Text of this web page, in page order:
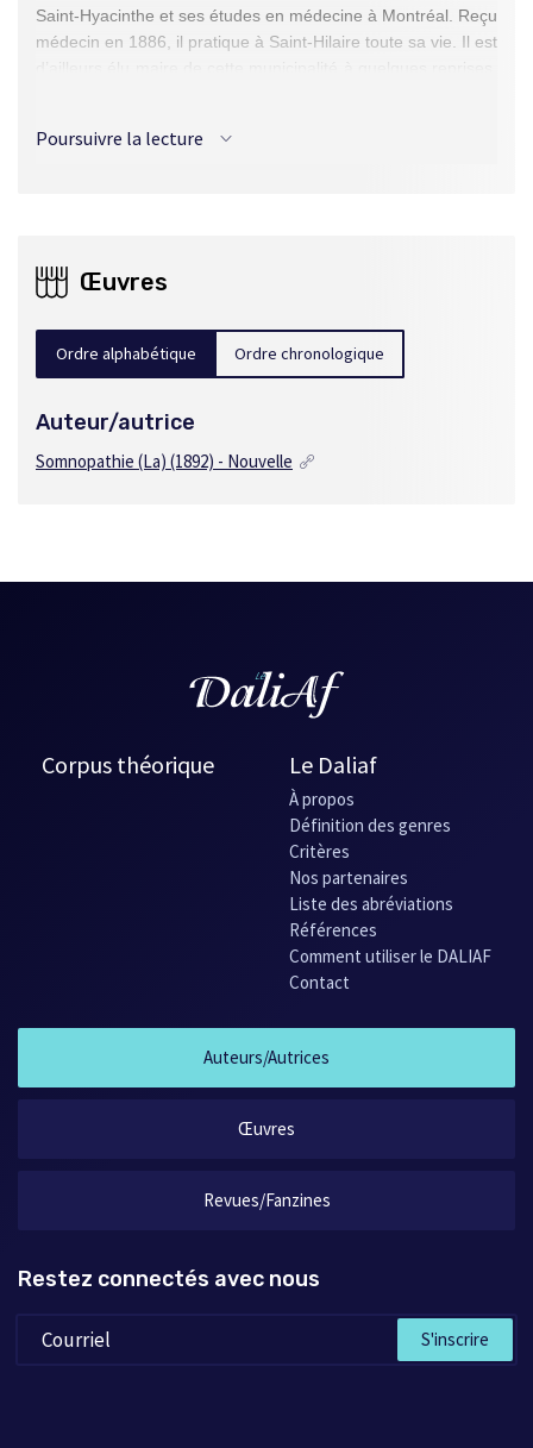
Saint-Hyacinthe et ses études en médecine à Montréal. Reçu
médecin en 1886, il pratique à Saint-Hilaire toute sa vie. Il est
1914, gouverneur du Collège des médecins, il publie
Poursuivre la lecture
Œuvres
Ordre alphabétique Ordre chronologique
Auteur/autrice
Somnopathie (La) (1892) - Nouvelle
Corpus théorique Le Daliaf
À propos
Définition des genres
Critères
Nos partenaires
Liste des abréviations
Références
Comment utiliser le DALIAF
Contact
Auteurs/Autrices
Œuvres
Revues/Fanzines
Restez connectés avec nous
S'inscrire